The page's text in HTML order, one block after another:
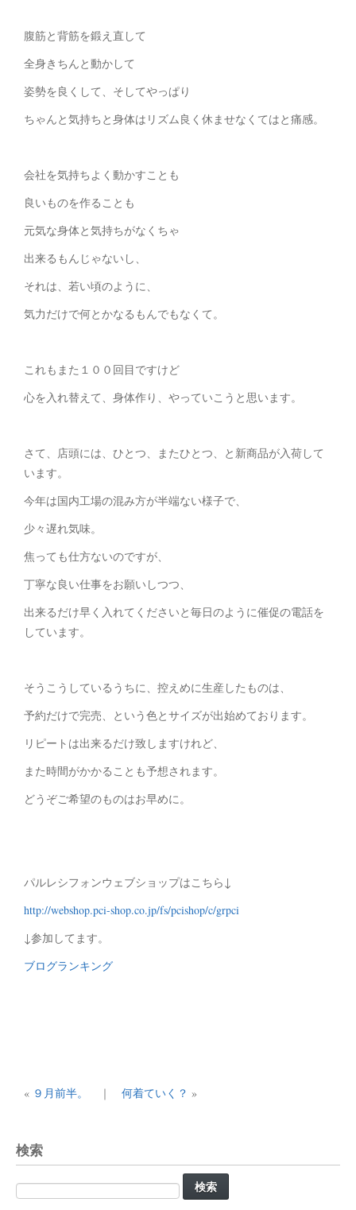
腹筋と背筋を鍛え直して
全身きちんと動かして
姿勢を良くして、そしてやっぱり
ちゃんと気持ちと身体はリズム良く休ませなくてはと痛感。
会社を気持ちよく動かすことも
良いものを作ることも
元気な身体と気持ちがなくちゃ
出来るもんじゃないし、
それは、若い頃のように、
気力だけで何とかなるもんでもなくて。
これもまた１００回目ですけど
心を入れ替えて、身体作り、やっていこうと思います。
さて、店頭には、ひとつ、またひとつ、と新商品が入荷して
います。
今年は国内工場の混み方が半端ない様子で、
少々遅れ気味。
焦っても仕方ないのですが、
丁寧な良い仕事をお願いしつつ、
出来るだけ早く入れてくださいと毎日のように催促の電話を
しています。
そうこうしているうちに、控えめに生産したものは、
予約だけで完売、という色とサイズが出始めております。
リピートは出来るだけ致しますけれど、
また時間がかかることも予想されます。
どうぞご希望のものはお早めに。
パルレシフォンウェブショップはこちら↓
http://webshop.pci-shop.co.jp/fs/pcishop/c/grpci
↓参加してます。
ブログランキング
« ９月前半。 ｜ 何着ていく？ »
検索
検
索: